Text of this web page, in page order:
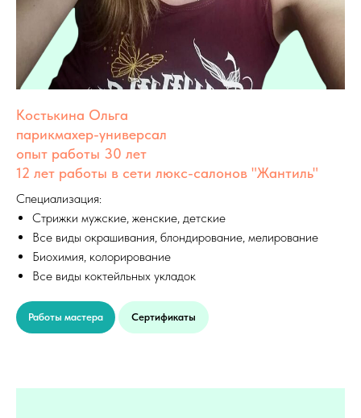
Костькина Ольга
парикмахер-универсал
опыт работы 30 лет
12 лет работы в сети люкс-салонов "Жантиль"
Специализация:
Стрижки мужские, женские, детские
Все виды окрашивания, блондирование, мелирование
Биохимия, колорирование
Все виды коктейльных укладок
Работы мастера Сертификаты